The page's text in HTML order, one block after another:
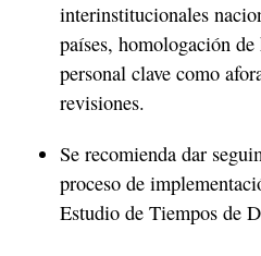
interinstitucionales
países, homologación
personal clave como
revisiones.
Se recomienda dar
proceso de
Estudio de Tiempos de